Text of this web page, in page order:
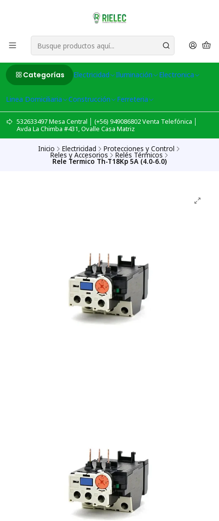
Categorías Electricidad Iluminación Electronica
Linea Domiciliaria Construcción Ferreteria
532633497 Mesa Central │ (+56) 949086802 Venta Telefónica │
Avda La Chimba #431, Ovalle Casa Matriz
Inicio Electricidad Protecciones y Control
Reles y Accesorios Relés Térmicos
Rele Termico Th-T18Kp 5A (4.0-6.0)